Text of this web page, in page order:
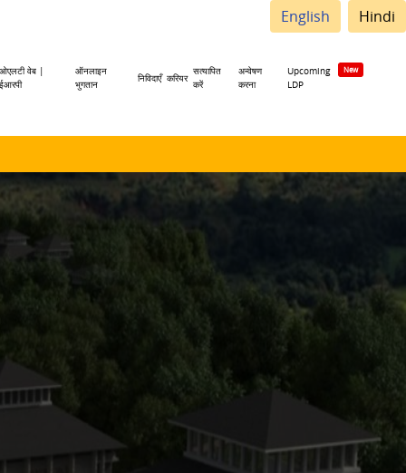
English Hindi
ओएलटी वेब |
ईआरपी
ऑनलाइन
भुगतान
निविदाएँ करियर
सत्यापित
करें
अन्वेषण
करना
Upcoming
LDP